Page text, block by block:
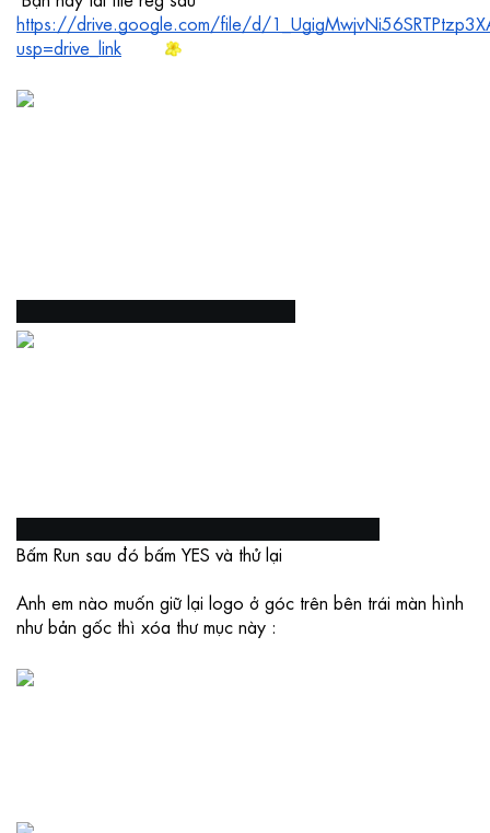
https://drive.google.com/file/d/
usp=drive_link
Bấm Run sau đó bấm YES và thử lại
Anh em nào muốn giữ lại logo ở góc trên bên trái màn hình
như bản gốc thì xóa thư mục này :